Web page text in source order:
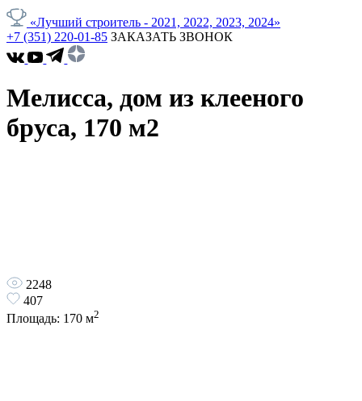
«Лучший строитель - 2021, 2022, 2023, 2024»
+7 (351) 220-01-85 ЗАКАЗАТЬ ЗВОНОК
Мелисса, дом из клееного
бруса, 170 м2
2248
407
Площадь: 170 м2